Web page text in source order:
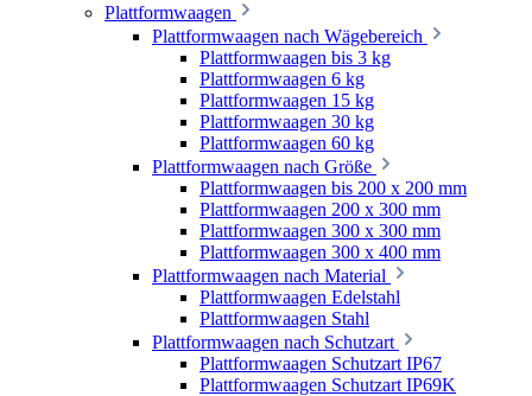
Plattformwaagen
Plattformwaagen nach Wägebereich
Plattformwaagen bis 3 kg
Plattformwaagen 6 kg
Plattformwaagen 15 kg
Plattformwaagen 30 kg
Plattformwaagen 60 kg
Plattformwaagen nach Größe
Plattformwaagen bis 200 x 200 mm
Plattformwaagen 200 x 300 mm
Plattformwaagen 300 x 300 mm
Plattformwaagen 300 x 400 mm
Plattformwaagen nach Material
Plattformwaagen Edelstahl
Plattformwaagen Stahl
Plattformwaagen nach Schutzart
Plattformwaagen Schutzart IP67
Plattformwaagen Schutzart IP69K